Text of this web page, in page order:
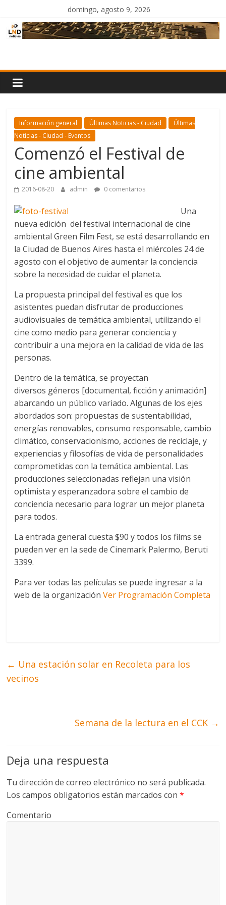
contenido
domingo, agosto 9, 2026
Noticias
Información general Últimas Noticias - Ciudad
Últimas
Noticias - Ciudad - Eventos
Comenzó el Festival de
cine ambiental
2016-08-20 admin 0 comentarios
Una
nueva edición del festival internacional de cine
ambiental Green Film Fest, se está desarrollando en
la Ciudad de Buenos Aires hasta el miércoles 24 de
agosto con el objetivo de aumentar la conciencia
sobre la necesidad de cuidar el planeta.
La propuesta principal del festival es que los
asistentes puedan disfrutar de producciones
audiovisuales de temática ambiental, utilizando el
cine como medio para generar conciencia y
contribuir a una mejora en la calidad de vida de las
personas.
Dentro de la temática, se proyectan
diversos géneros [documental, ficción y animación]
abarcando un público variado. Algunas de los ejes
abordados son: propuestas de sustentabilidad,
energías renovables, consumo responsable, cambio
climático, conservacionismo, acciones de reciclaje, y
experiencias y filosofías de vida de personalidades
comprometidas con la temática ambiental. Las
producciones seleccionadas reflejan una visión
optimista y esperanzadora sobre el cambio de
conciencia necesario para lograr un mejor planeta
para todos.
La entrada general cuesta $90 y todos los films se
pueden ver en la sede de Cinemark Palermo, Beruti
3399.
Para ver todas las películas se puede ingresar a la
web de la organizaciónVer Programación Completa
← Una estación solar en Recoleta para los
vecinos
Semana de la lectura en el CCK →
Deja una respuesta
Tu dirección de correo electrónico no será publicada.
Los campos obligatorios están marcados con*
Comentario